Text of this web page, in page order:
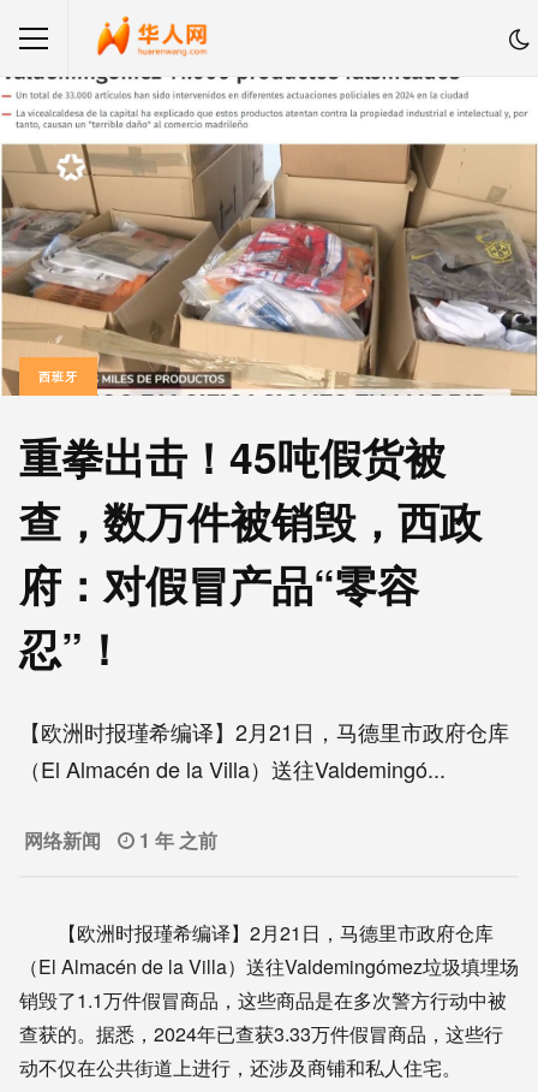
西班牙
重拳出击！45吨假货被
查，数万件被销毁，西政
府：对假冒产品“零容
忍”！
【欧洲时报瑾希编译】2月21日，马德里市政府仓库
（El Almacén de la Villa）送往Valdemingó...
网络新闻 1 年 之前
【欧洲时报瑾希编译】2月21日，马德里市政府仓库
（El Almacén de la Villa）送往Valdemingómez垃圾填埋场
销毁了1.1万件假冒商品，这些商品是在多次警方行动中被
查获的。据悉，2024年已查获3.33万件假冒商品，这些行
动不仅在公共街道上进行，还涉及商铺和私人住宅。